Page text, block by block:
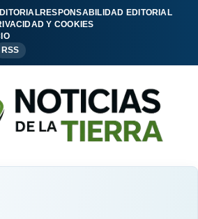
RESPONSABILIDAD EDITORIAL
Y COOKIES
RSS